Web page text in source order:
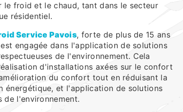
le froid et le chaud, tant dans le secteur
résidentiel.
Service Pavois, forte de plus de 15 ans
engagée dans l'application de solutions
de l'environnement. Cela
d'installations axées sur le confort
du confort tout en réduisant la
énergétique, et l'application de solutions
de l'environnement.